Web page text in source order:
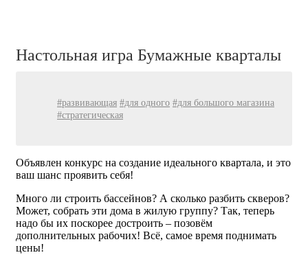
Настольная игра Бумажные кварталы
#развивающая #для одного #для большого магазина
#стратегическая
Объявлен конкурс на создание идеального квартала, и это
ваш шанс проявить себя!
Много ли строить бассейнов? А сколько разбить скверов?
Может, собрать эти дома в жилую группу? Так, теперь
надо бы их поскорее достроить – позовём
дополнительных рабочих! Всё, самое время поднимать
цены!